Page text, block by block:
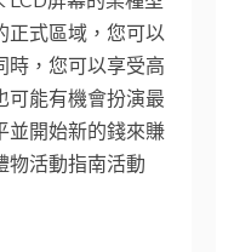
正式區域，您可以
時，您可以享受高
可能有機會扮演最
並開始新的錢來賺
物活動指南活動